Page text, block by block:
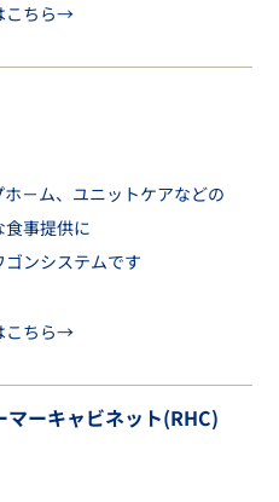
こちら→
ホ－ム、ユニットケアなどの
食事提供に
ゴンシステムです
こちら→
ーキャビネット(RHC)